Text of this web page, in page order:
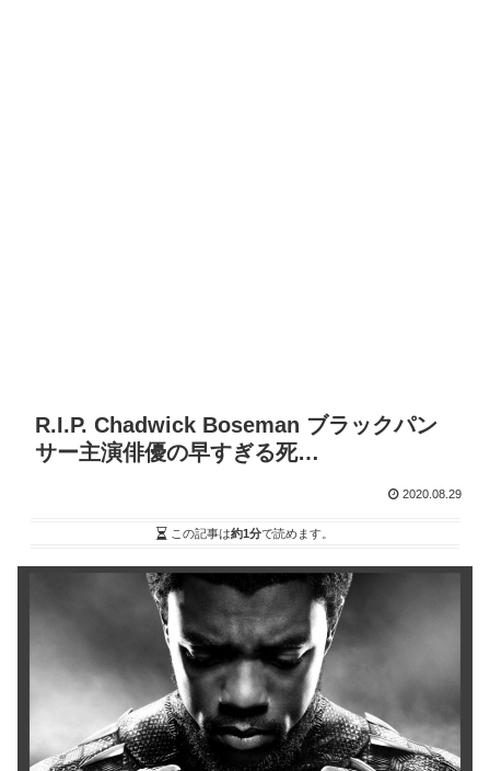
R.I.P. Chadwick Boseman ブラックパン
サー主演俳優の早すぎる死…
2020.08.29
この記事は約1分で読めます。